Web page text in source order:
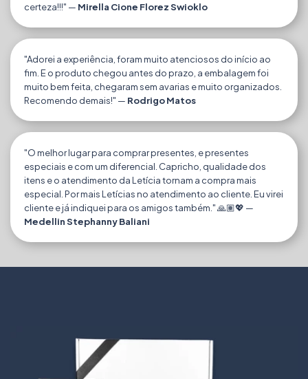
certeza!!!" — Mirella Cione Florez Swioklo
"Adorei a experiência, foram muito atenciosos do início ao
fim. E o produto chegou antes do prazo, a embalagem foi
muito bem feita, chegaram sem avarias e muito organizados.
Recomendo demais!" — Rodrigo Matos
"O melhor lugar para comprar presentes, e presentes
especiais e com um diferencial. Capricho, qualidade dos
itens e o atendimento da Letícia tornam a compra mais
especial. Por mais Letícias no atendimento ao cliente. Eu virei
cliente e já indiquei para os amigos também." 🙏🏽💖 —
Medellin Stephanny Baliani